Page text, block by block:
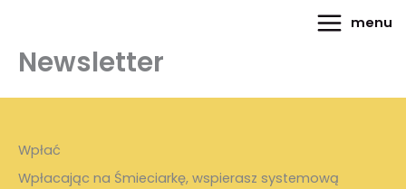
treści
Mainmenu
Newsletter
Wpłać
Wpłacając na Śmieciarkę, wspierasz systemową